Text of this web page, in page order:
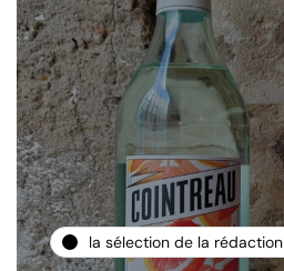
la sélection de la rédaction